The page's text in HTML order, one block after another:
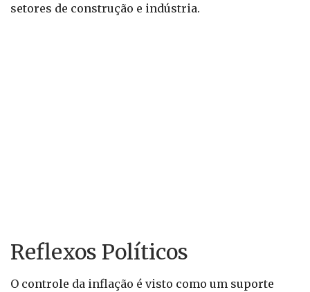
setores de construção e indústria.
Reflexos Políticos
O controle da inflação é visto como um suporte